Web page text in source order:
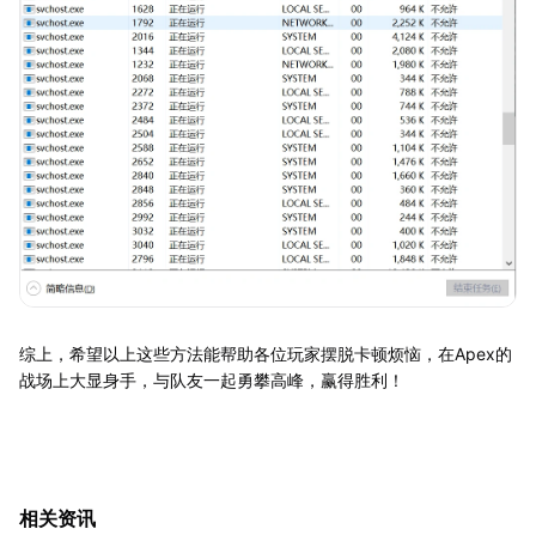
综上，希望以上这些方法能帮助各位玩家摆脱卡顿烦恼，在Apex的
战场上大显身手，与队友一起勇攀高峰，赢得胜利！
相关资讯